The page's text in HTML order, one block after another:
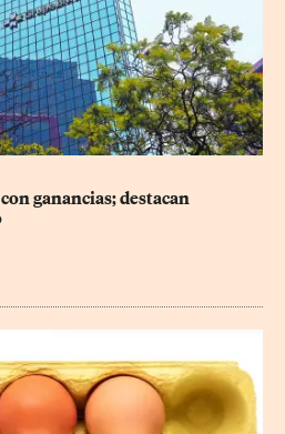
ganancias; destacan